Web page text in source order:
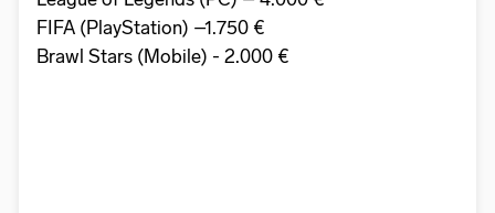
FIFA (PlayStation) –1.750 €
Brawl Stars (Mobile) - 2.000 €